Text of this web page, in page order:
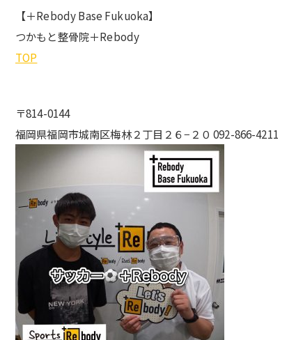
【＋Rebody Base Fukuoka】
つかもと整骨院＋Rebody
TOP
〒814-0144
福岡県福岡市城南区梅林２丁目２６−２０ 092-866-4211